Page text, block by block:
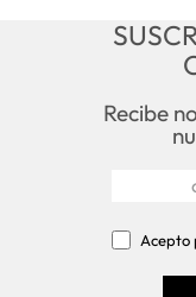
Recibe
Acepto